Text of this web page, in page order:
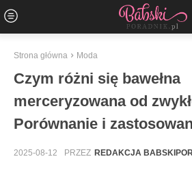
Strona główna Moda
Czym różni się bawełna
merceryzowana od
Porównanie i
2025-08-12 PRZEZ REDAKCJA